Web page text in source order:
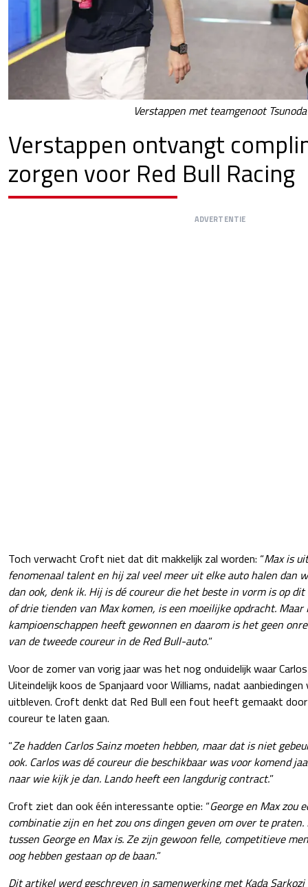
Verstappen met teamgenoot Tsunoda
Verstappen ontvangt
zorgen voor Red Bull Racing
ADVERTENTIE
Toch verwacht Croft niet dat dit makkelijk zal worden: “Max is
fenomenaal talent en hij zal veel meer uit elke auto halen dan
dan ook, denk ik. Hij is dé coureur die het beste in vorm is op
of drie tienden van Max komen, is een moeilijke opdracht.
kampioenschappen heeft gewonnen en daarom is het geen
van de tweede coureur in de Red Bull-auto.”
Voor de zomer van vorig jaar was het nog onduidelijk waar
Uiteindelijk koos de Spanjaard voor Williams, nadat
uitbleven. Croft denkt dat Red Bull een fout heeft gemaakt
coureur te laten gaan.
“Ze hadden Carlos Sainz moeten hebben, maar dat is niet
ook. Carlos was dé coureur die beschikbaar was voor komend
naar wie kijk je dan. Lando heeft een langdurig contract.”
Croft ziet dan ook één interessante optie: “George en Max zou
combinatie zijn en het zou ons dingen geven om over te
tussen George en Max is. Ze zijn gewoon felle, competitieve
oog hebben gestaan op de baan.”
Dit artikel werd geschreven in samenwerking met Kada Sarkozi